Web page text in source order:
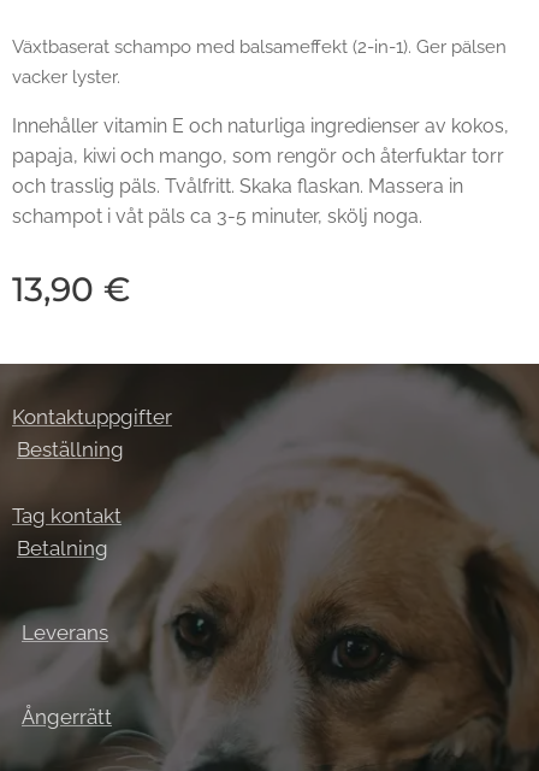
Växtbaserat schampo med balsameffekt (2-in-1). Ger pälsen
vacker lyster.
Innehåller vitamin E och naturliga ingredienser av kokos,
papaja, kiwi och mango, som rengör och återfuktar torr
och trasslig päls. Tvålfritt. Skaka flaskan. Massera in
schampot i våt päls ca 3-5 minuter, skölj noga.
13,90 €
Kontaktuppgifter
Beställning
Tag kontakt
Betalning
Leverans
Ångerrätt